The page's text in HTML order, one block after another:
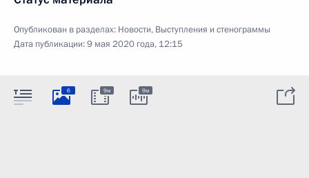
Опубликован в разделах: Новости, Выступления и стенограммы
Дата публикации:9 мая 2020 года, 12:15
6 9м 9м